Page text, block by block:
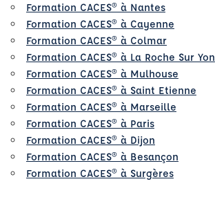
Formation CACES® à Nantes
Formation CACES® à Cayenne
Formation CACES® à Colmar
Formation CACES® à La Roche Sur Yon
Formation CACES® à Mulhouse
Formation CACES® à Saint Etienne
Formation CACES® à Marseille
Formation CACES® à Paris
Formation CACES® à Dijon
Formation CACES® à Besançon
Formation CACES® à Surgères